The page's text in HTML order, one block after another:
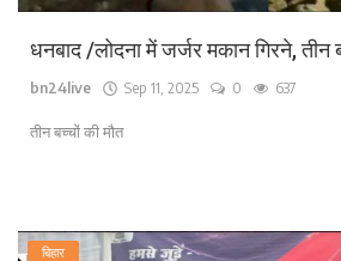
धनबाद /लोदना में जर्जर मकान गिरने, तीन
bn24live Sep 11, 2025 0 637
तीन बच्चों की मौत
बिहार